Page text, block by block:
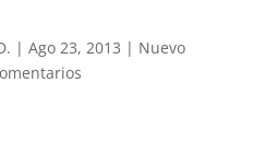
| Ago 23, 2013 | Nuevo